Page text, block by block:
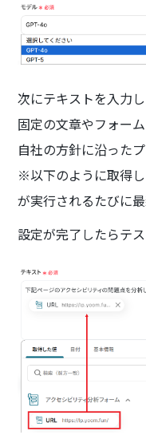
次にテキストを入力し
固定の文章やフォー
自社の方針に沿った
※以下のように取得
が実行されるたびに
設定が完了したらテ